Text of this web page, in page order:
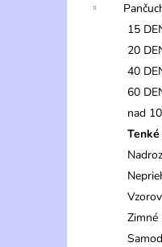
15
20
40
60
nad
Zimné